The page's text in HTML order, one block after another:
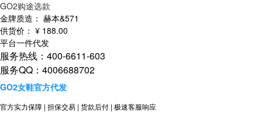
GO2购途选款
金牌质造： 赫本&571
供货价： ¥ 188.00
平台一件代发
服务热线：400-6611-603
服务QQ：4006688702
GO2女鞋官方代发
官方实力保障 | 担保交易 | 货款后付 | 极速客服响应